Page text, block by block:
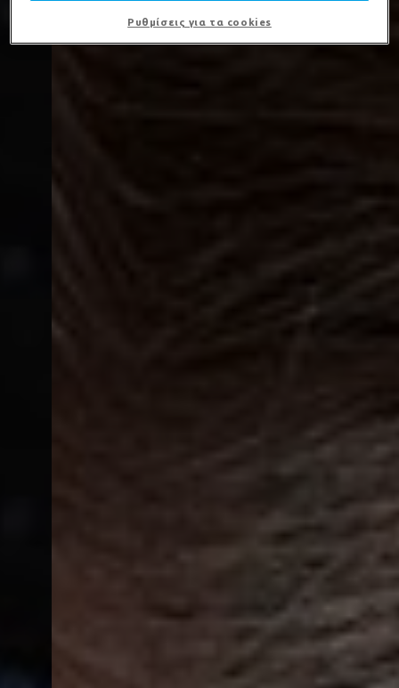
Ρυθμίσεις για τα cookies